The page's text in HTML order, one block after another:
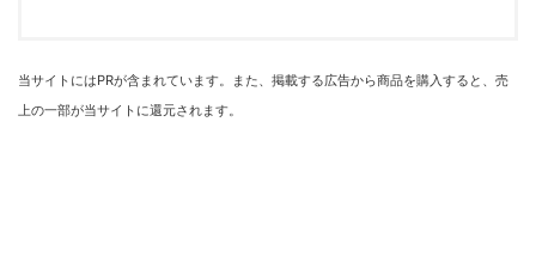
当サイトにはPRが含まれています。また、掲載する広告から商品を購入すると、売
上の一部が当サイトに還元されます。